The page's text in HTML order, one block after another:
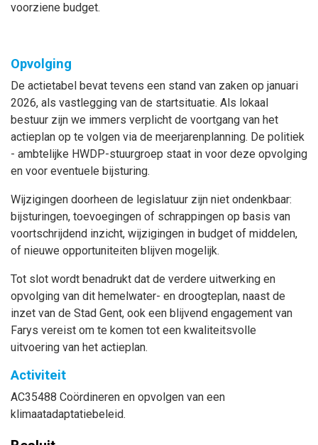
voorziene budget.
Opvolging
De actietabel bevat tevens een stand van zaken op januari
2026, als vastlegging van de startsituatie. Als lokaal
bestuur zijn we immers verplicht de voortgang van het
actieplan op te volgen via de meerjarenplanning. De politiek
- ambtelijke HWDP-stuurgroep staat in voor deze opvolging
en voor eventuele bijsturing.
Wijzigingen doorheen de legislatuur zijn niet ondenkbaar:
bijsturingen, toevoegingen of schrappingen op basis van
voortschrijdend inzicht, wijzigingen in budget of middelen,
of nieuwe opportuniteiten blijven mogelijk.
Tot slot wordt benadrukt dat de verdere uitwerking en
opvolging van dit hemelwater- en droogteplan, naast de
inzet van de Stad Gent, ook een blijvend engagement van
Farys vereist om te komen tot een kwaliteitsvolle
uitvoering van het actieplan.
Activiteit
AC35488 Coördineren en opvolgen van een
klimaatadaptatiebeleid.